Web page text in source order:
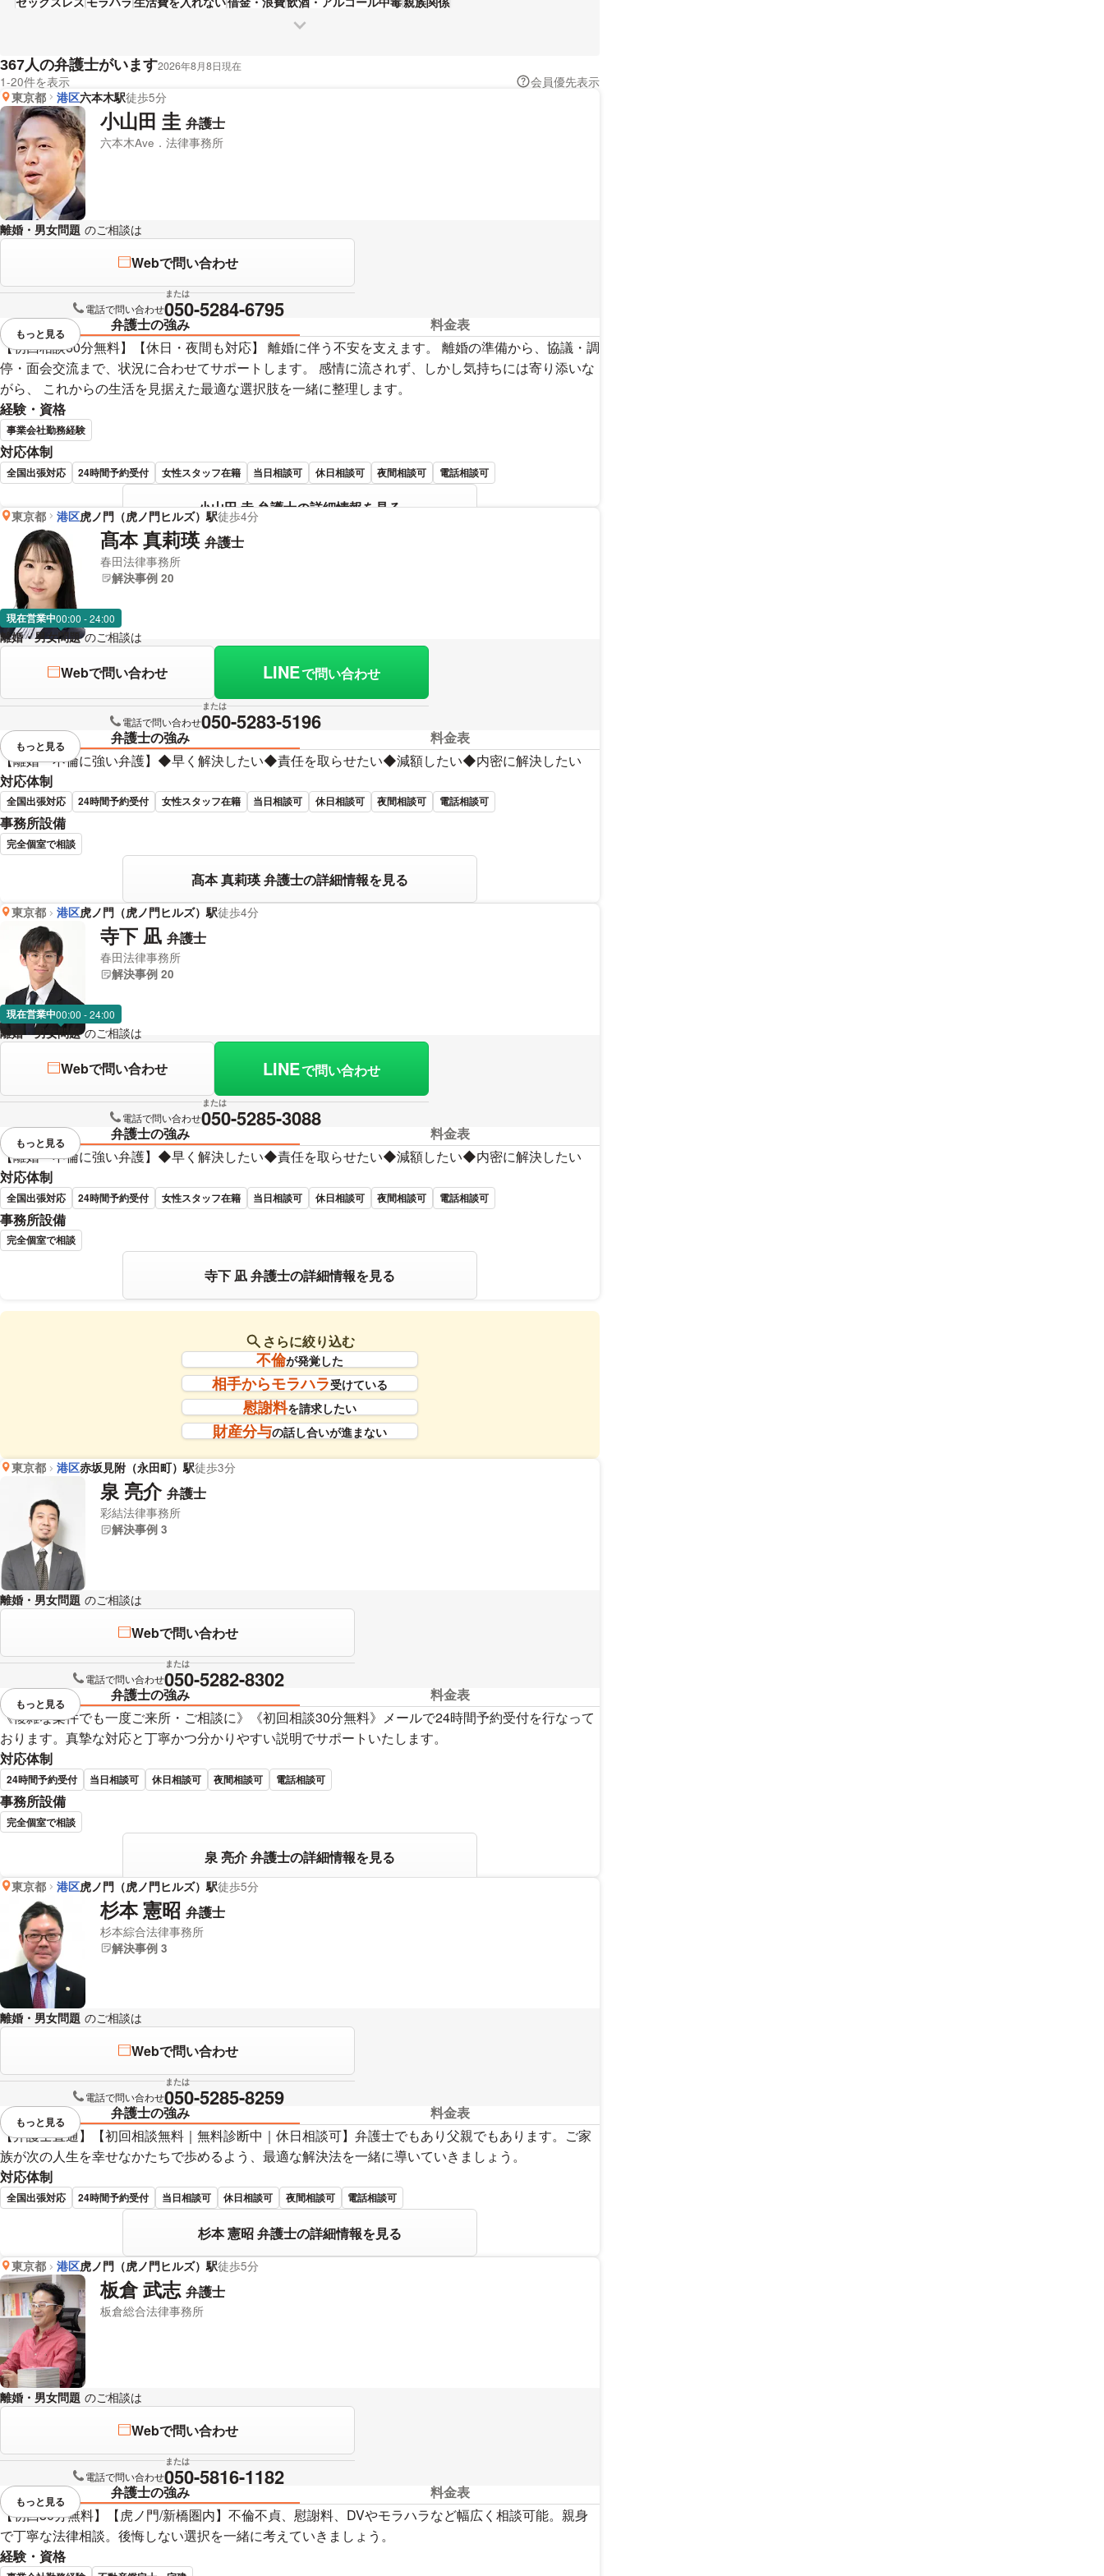
討ください。
367人の弁護士がいます2026年8月8日現在
1-20件を表示
会員優先表示
東京都
港区六本木駅徒歩5分
小山田 圭 弁護士
六本木Ave．法律事務所
離婚・男女問題 のご相談は
Webで問い合わせ
または
電話で問い合わせ050-5284-6795
弁護士の強み
料金表
【初回相談60分無料】【休日・夜間も対応】 離婚に伴う不安を支えます。 離婚の準備から、協議・調
停・面会交流まで、状況に合わせてサポートします。 感情に流されず、しかし気持ちには寄り添いな
がら、 これからの生活を見据えた最適な選択肢を一緒に整理します。
経験・資格
事業会社勤務経験
対応体制
全国出張対応 24時間予約受付 女性スタッフ在籍 当日相談可 休日相談可 夜間相談可 電話相談可
小山田 圭 弁護士の詳細情報を見る
視覚的に省略されている要素を
もっと見る
東京都 港区虎ノ門（虎ノ門ヒルズ）駅徒歩4分
髙本 真莉瑛 弁護士
春田法律事務所
解決事例 20
現在営業中00:00 - 24:00
離婚・男女問題 のご相談は
Webで問い合わせ LINEで問い合わせ
または
電話で問い合わせ050-5283-5196
弁護士の強み
料金表
【離婚・不倫に強い弁護】◆早く解決したい◆責任を取らせたい◆減額したい◆内密に解決したい
対応体制
全国出張対応 24時間予約受付 女性スタッフ在籍 当日相談可 休日相談可 夜間相談可 電話相談可
事務所設備
完全個室で相談
髙本 真莉瑛 弁護士の詳細情報を見る
視覚的に省略されている要素を
もっと見る
東京都 港区虎ノ門（虎ノ門ヒルズ）駅徒歩4分
寺下 凪 弁護士
春田法律事務所
解決事例 20
現在営業中00:00 - 24:00
離婚・男女問題 のご相談は
Webで問い合わせ LINEで問い合わせ
または
電話で問い合わせ050-5285-3088
弁護士の強み
料金表
【離婚・不倫に強い弁護】◆早く解決したい◆責任を取らせたい◆減額したい◆内密に解決したい
対応体制
全国出張対応 24時間予約受付 女性スタッフ在籍 当日相談可 休日相談可 夜間相談可 電話相談可
事務所設備
完全個室で相談
寺下 凪 弁護士の詳細情報を見る
視覚的に省略されている要素を
もっと見る
さらに絞り込む
不倫が発覚した
相手からモラハラ受けている
慰謝料を請求したい
財産分与の話し合いが進まない
東京都 港区赤坂見附（永田町）駅徒歩3分
泉 亮介 弁護士
彩結法律事務所
解決事例 3
離婚・男女問題 のご相談は
Webで問い合わせ
または
電話で問い合わせ050-5282-8302
弁護士の強み
料金表
《複雑な案件でも一度ご来所・ご相談に》《初回相談30分無料》メールで24時間予約受付を行なって
おります。真摯な対応と丁寧かつ分かりやすい説明でサポートいたします。
対応体制
24時間予約受付 当日相談可 休日相談可 夜間相談可 電話相談可
事務所設備
完全個室で相談
泉 亮介 弁護士の詳細情報を見る
視覚的に省略されている要素を
もっと見る
東京都 港区虎ノ門（虎ノ門ヒルズ）駅徒歩5分
杉本 憲昭 弁護士
杉本綜合法律事務所
解決事例 3
離婚・男女問題 のご相談は
Webで問い合わせ
または
電話で問い合わせ050-5285-8259
弁護士の強み
料金表
【弁護士直通】【初回相談無料｜無料診断中｜休日相談可】弁護士でもあり父親でもあります。ご家
族が次の人生を幸せなかたちで歩めるよう、最適な解決法を一緒に導いていきましょう。
対応体制
全国出張対応 24時間予約受付 当日相談可 休日相談可 夜間相談可 電話相談可
杉本 憲昭 弁護士の詳細情報を見る
視覚的に省略されている要素を
もっと見る
東京都 港区虎ノ門（虎ノ門ヒルズ）駅徒歩5分
板倉 武志 弁護士
板倉総合法律事務所
離婚・男女問題 のご相談は
Webで問い合わせ
または
電話で問い合わせ050-5816-1182
弁護士の強み
料金表
【初回30分無料】【虎ノ門/新橋圏内】不倫不貞、慰謝料、DVやモラハラなど幅広く相談可能。親身
で丁寧な法律相談。後悔しない選択を一緒に考えていきましょう。
経験・資格
視覚的に省略されている要素を
もっと見る